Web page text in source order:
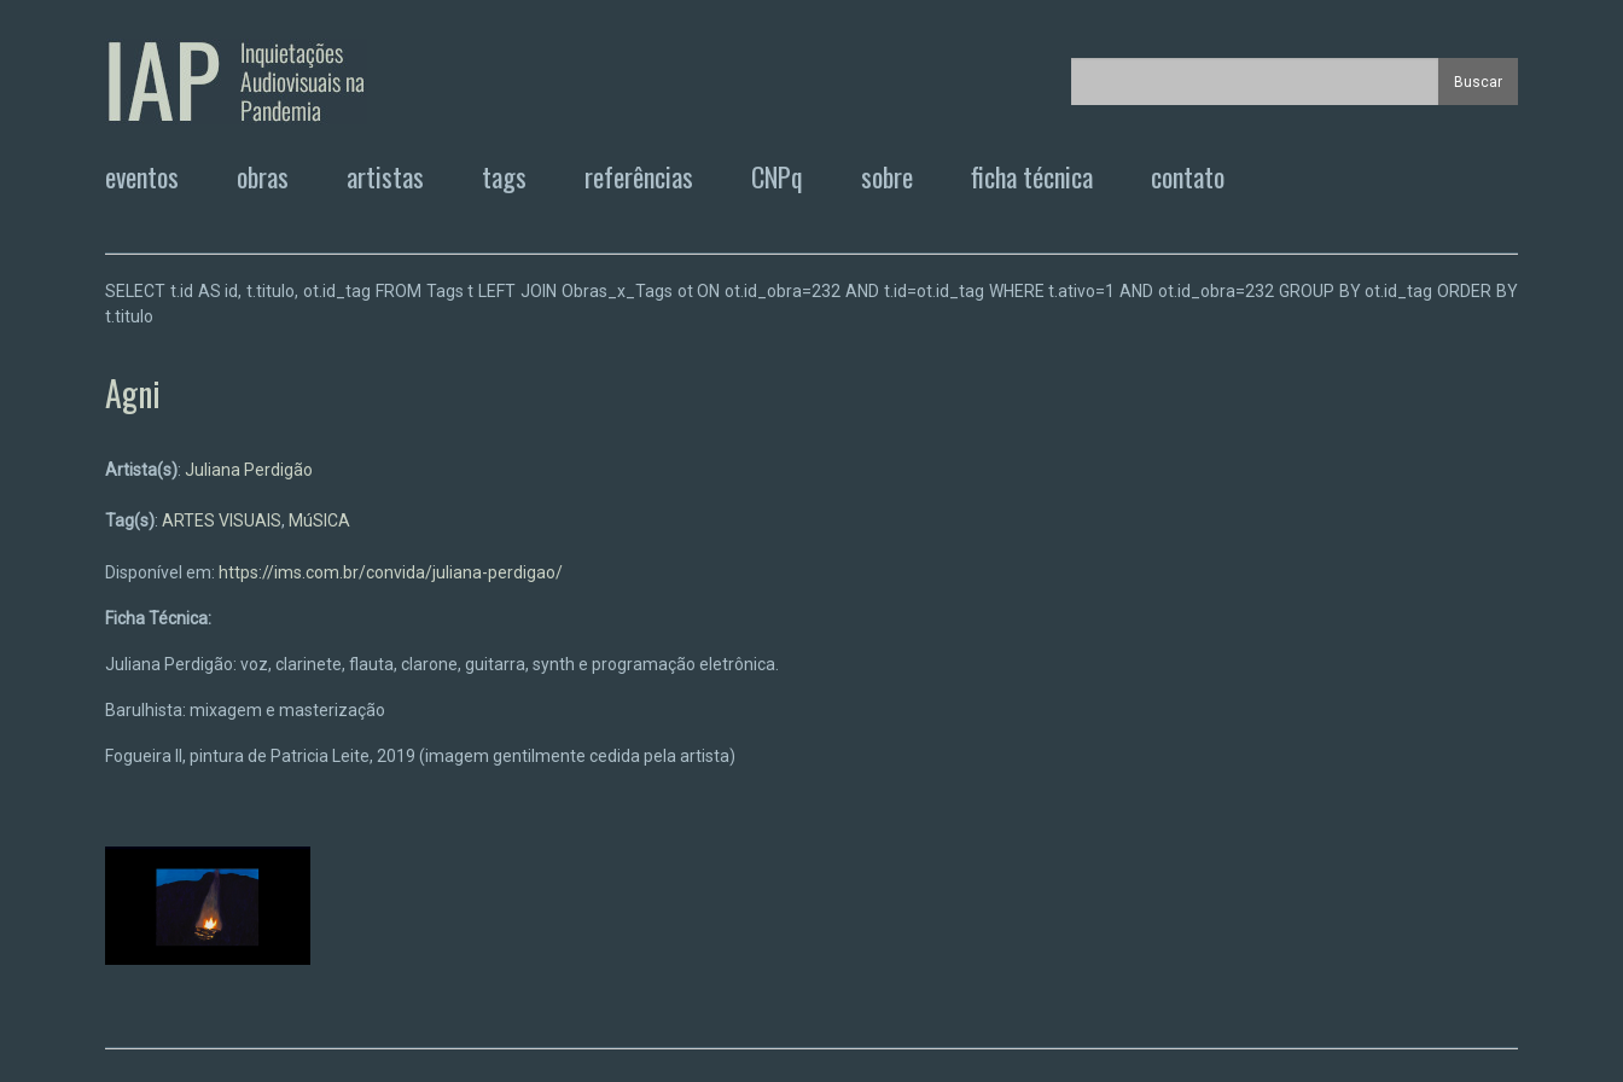
eventos obras artistas tags referências CNPq sobre ficha técnica contato
SELECT t.id AS id, t.titulo, ot.id_tag FROM Tags t LEFT JOIN Obras_x_Tags ot ON ot.id_obra=232 AND t.id=ot.id_tag WHERE t.ativo=1 AND ot.id_obra=232 GROUP BY ot.id_tag ORDER BY
t.titulo
Agni
Artista(s): Juliana Perdigão
Tag(s): ARTES VISUAIS, MúSICA
Disponível em: https://ims.com.br/convida/juliana-perdigao/
Ficha Técnica:
Juliana Perdigão: voz, clarinete, flauta, clarone, guitarra, synth e programação eletrônica.
Barulhista: mixagem e masterização
Fogueira II, pintura de Patricia Leite, 2019 (imagem gentilmente cedida pela artista)